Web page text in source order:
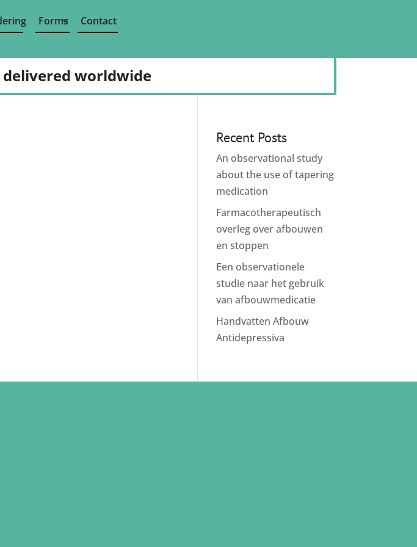
Forms Contact
worldwide
Recent Posts
An observational study
about the use of tapering
medication
Farmacotherapeutisch
overleg over afbouwen
en stoppen
Een observationele
studie naar het gebruik
van afbouwmedicatie
Handvatten Afbouw
Antidepressiva